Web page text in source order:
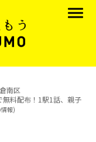
南区
無料配布！1駅1話、親子
報)